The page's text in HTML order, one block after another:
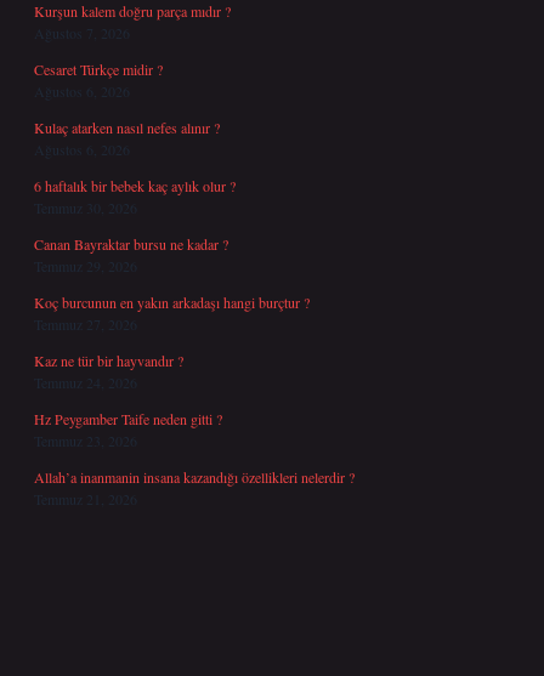
Kurşun kalem doğru parça mıdır ?
Ağustos 7, 2026
Cesaret Türkçe midir ?
Ağustos 6, 2026
Kulaç atarken nasıl nefes alınır ?
Ağustos 6, 2026
6 haftalık bir bebek kaç aylık olur ?
Temmuz 30, 2026
Canan Bayraktar bursu ne kadar ?
Temmuz 29, 2026
Koç burcunun en yakın arkadaşı hangi burçtur ?
Temmuz 27, 2026
Kaz ne tür bir hayvandır ?
Temmuz 24, 2026
Hz Peygamber Taife neden gitti ?
Temmuz 23, 2026
Allah’a inanmanin insana kazandığı özellikleri nelerdir ?
Temmuz 21, 2026